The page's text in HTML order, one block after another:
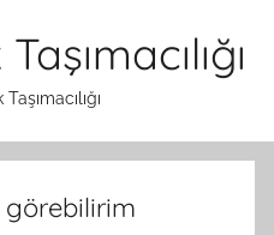
görebilirim